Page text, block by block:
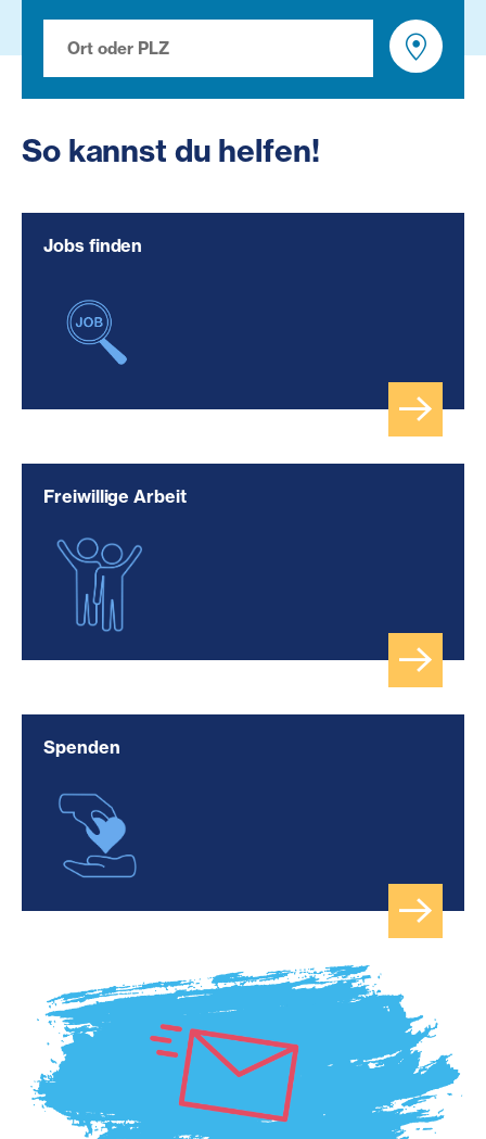
So kannst du helfen!
Jobs finden
Freiwillige Arbeit
Spenden